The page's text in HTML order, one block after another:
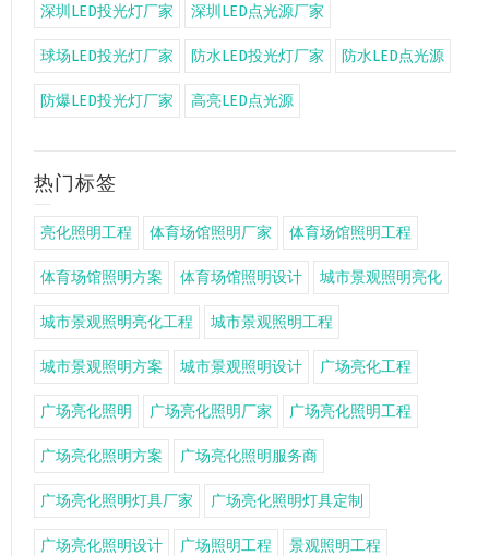
深圳LED投光灯厂家 深圳LED点光源厂家
球场LED投光灯厂家 防水LED投光灯厂家 防水LED点光源
防爆LED投光灯厂家 高亮LED点光源
热门标签
亮化照明工程 体育场馆照明厂家 体育场馆照明工程
体育场馆照明方案 体育场馆照明设计 城市景观照明亮化
城市景观照明亮化工程 城市景观照明工程
城市景观照明方案 城市景观照明设计 广场亮化工程
广场亮化照明 广场亮化照明厂家 广场亮化照明工程
广场亮化照明方案 广场亮化照明服务商
广场亮化照明灯具厂家 广场亮化照明灯具定制
广场亮化照明设计 广场照明工程 景观照明工程